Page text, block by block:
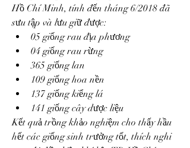
Hồ Chí Minh, tính đến tháng 6/2018 đã
sưu tập và lưu giữ được:
05 giống rau địa phương
04 giống rau rừng
365 giống lan
109 giống hoa nền
137 giống kiểng lá
141 giống cây dược liệu
Kết quả trồng khảo nghiệm cho thấy hầu
hết các giống sinh trưởng tốt, thích nghi